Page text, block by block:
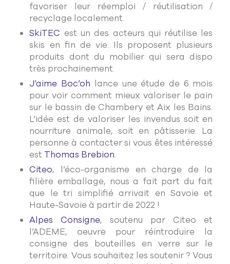
favoriser leur réemploi / réutilisation /
recyclage localement.
SkiTEC est un des acteurs qui réutilise les
skis en fin de vie. Ils proposent plusieurs
produits dont du mobilier qui sera dispo
très prochainement.
J’aime Boc’oh lance une étude de 6 mois
pour voir comment mieux valoriser le pain
sur le bassin de Chambery et Aix les Bains.
L’idée est de valoriser les invendus soit en
nourriture animale, soit en pâtisserie. La
personne à contacter si vous êtes intéressé
est Thomas Brebion.
Citeo, l’éco-organisme en charge de la
filière emballage, nous a fait part du fait
que le tri simplifié arrivait en Savoie et
Haute-Savoie à partir de 2022 !
Alpes Consigne, soutenu par Citeo et
l’ADEME, oeuvre pour réintroduire la
consigne des bouteilles en verre sur le
territoire. Vous souhaitez les soutenir ? Vous